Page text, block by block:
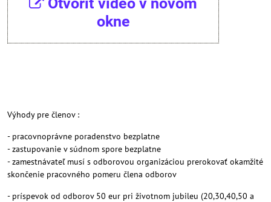
okne
Výhody pre členov :
- pracovnoprávne poradenstvo bezplatne
- zastupovanie v súdnom spore bezplatne
- zamestnávateľ musí s odborovou organizáciou prerokovať okamžité
skončenie pracovného pomeru člena odborov
- príspevok od odborov 50 eur pri životnom jubileu (20,30,40,50 a